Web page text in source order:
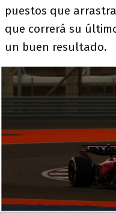
puestos que
que correrá su
un buen resultado.